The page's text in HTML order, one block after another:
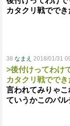
カタクリ戦でで
38 なまえ 2018/01/31
>後付けってわけ
カタクリ戦でで
言われてみりゃ
ていうかこのパ